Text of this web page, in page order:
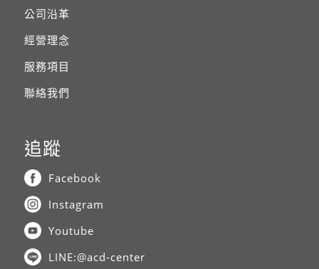
公司沿革
經營理念
服務項目
聯絡我們
追蹤
Facebook
Instagram
Youtube
LINE:@acd-center